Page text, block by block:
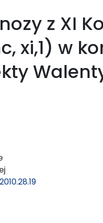
z XI
xi,1) w